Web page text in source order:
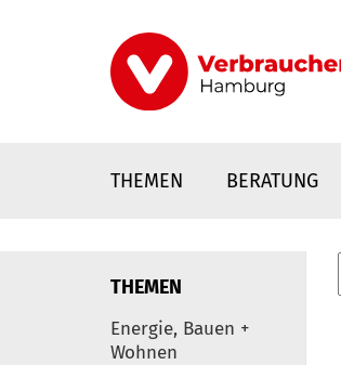
THEMEN BERATUNG
THEMEN
Energie, Bauen +
Wohnen